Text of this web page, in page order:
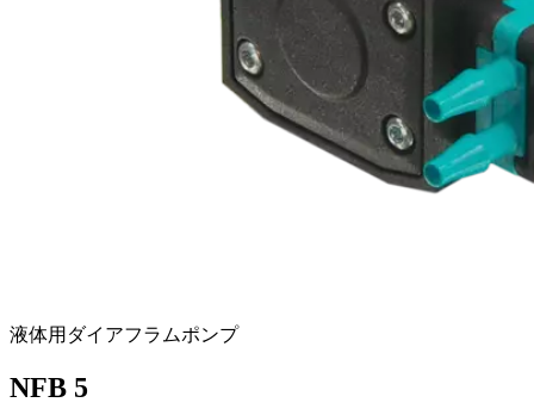
液体用ダイアフラムポンプ
NFB 5